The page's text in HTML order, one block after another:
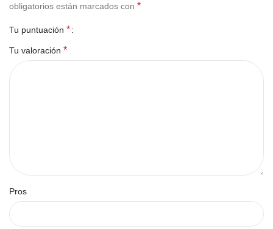
obligatorios están marcados con *
Tu puntuación *
Tu valoración *
Pros